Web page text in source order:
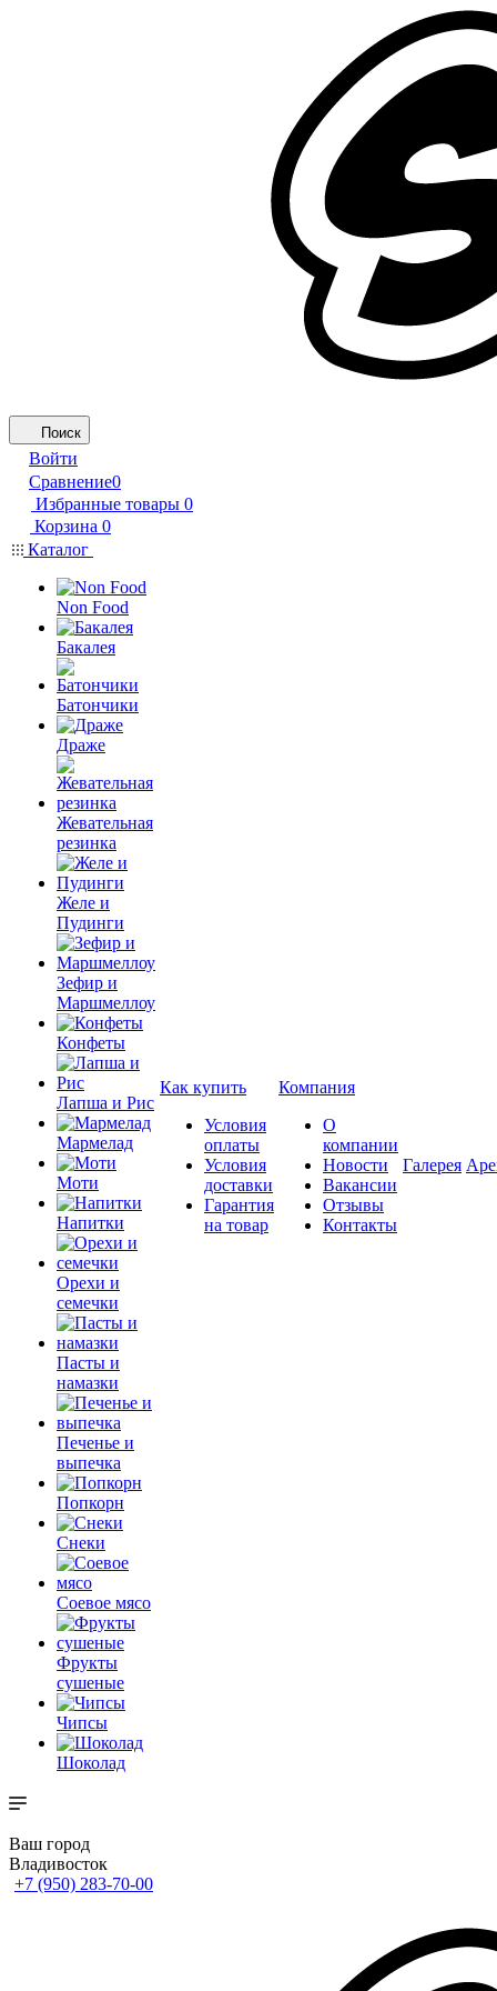
Поиск
Войти
Сравнение0
Избранные товары 0
Корзина 0
Каталог
Non Food
Бакалея
Батончики
Драже
Жевательная
резинка
Желе и
Пудинги
Зефир и
Маршмеллоу
Конфеты
Лапша и Рис
Мармелад
Моти
Напитки
Орехи и
семечки
Пасты и
намазки
Печенье и
выпечка
Попкорн
Снеки
Соевое мясо
Фрукты
сушеные
Чипсы
Шоколад
Как купить
Условия
оплаты
Условия
доставки
Гарантия
на товар
Компания
О
компании
Новости
Вакансии
Отзывы
Контакты
Галерея
Ваш город
Владивосток
+7 (950) 283-70-00